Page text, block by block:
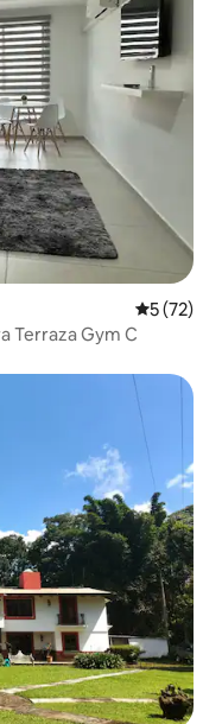
5 (72)
Terraza Gym C